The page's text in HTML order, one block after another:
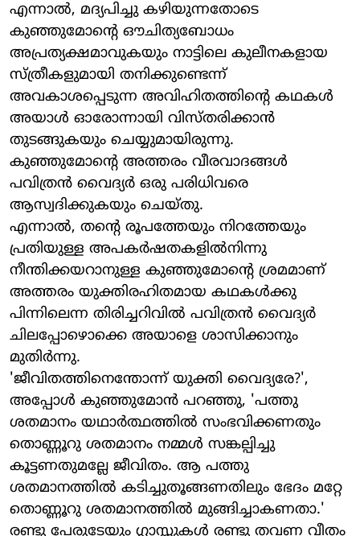
എന്നാല്‍, മദ്യപിച്ചു കഴിയുന്നതോടെ
കുഞ്ഞുമോന്റെ ഔചിത്യബോധം
അപ്രത്യക്ഷമാവുകയും നാട്ടിലെ കുലീനകളായ
സ്ത്രീകളുമായി തനിക്കുണ്ടെന്ന്
അവകാശപ്പെടുന്ന അവിഹിതത്തിന്റെ കഥകള്‍
അയാള്‍ ഓരോന്നായി വിസ്തരിക്കാന്‍
തുടങ്ങുകയും ചെയ്യുമായിരുന്നു.
കുഞ്ഞുമോന്റെ അത്തരം വീരവാദങ്ങള്‍
പവിത്രന്‍ വൈദ്യര്‍ ഒരു പരിധിവരെ
ആസ്വദിക്കുകയും ചെയ്തു.
എന്നാല്‍, തന്റെ രൂപത്തേയും നിറത്തേയും
പ്രതിയുള്ള അപകര്‍ഷതകളില്‍നിന്നു
നീന്തിക്കയറാനുള്ള കുഞ്ഞുമോന്റെ ശ്രമമാണ്
അത്തരം യുക്തിരഹിതമായ കഥകള്‍ക്കു
പിന്നിലെന്ന തിരിച്ചറിവില്‍ പവിത്രന്‍ വൈദ്യര്‍
ചിലപ്പോഴൊക്കെ അയാളെ ശാസിക്കാനും
മുതിര്‍ന്നു.
'ജീവിതത്തിനെന്തോന്ന് യുക്തി വൈദ്യരേ?',
അപ്പോള്‍ കുഞ്ഞുമോന്‍ പറഞ്ഞു, 'പത്തു
ശതമാനം യഥാര്‍ത്ഥത്തില്‍ സംഭവിക്കണതും
തൊണ്ണൂറു ശതമാനം നമ്മള്‍ സങ്കല്പിച്ചു
കൂട്ടണതുമല്ലേ ജീവിതം. ആ പത്തു
ശതമാനത്തില്‍ കടിച്ചുതൂങ്ങണതിലും ഭേദം മറ്റേ
തൊണ്ണൂറു ശതമാനത്തില്‍ മുങ്ങിച്ചാകണതാ.'
രണ്ടു പേരുടേയും ഗ്ലാസ്സുകള്‍ രണ്ടു തവണ വീതം